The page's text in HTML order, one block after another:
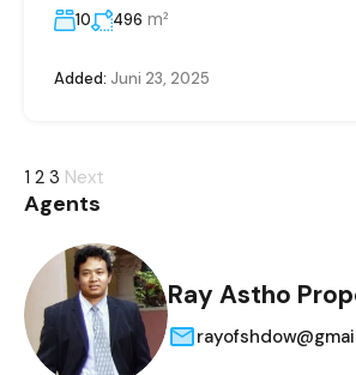
10 496 m²
Added: Juni 23, 2025
1 2 3 Next
Agents
Ray Astho